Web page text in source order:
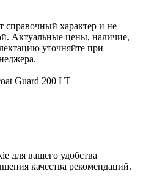
справочный характер и не
Актуальные цены, наличие,
уточняйте при
Guard 200 LT
для вашего удобства
качества рекомендаций.